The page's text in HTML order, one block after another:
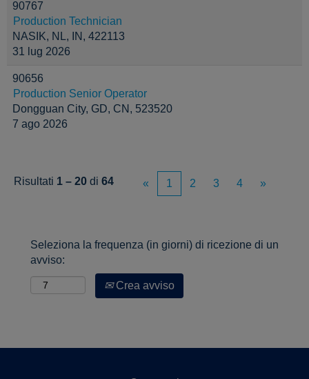
90767
Production Technician
NASIK, NL, IN, 422113
31 lug 2026
90656
Production Senior Operator
Dongguan City, GD, CN, 523520
7 ago 2026
Risultati 1 – 20 di 64 « 1 2 3 4 »
Seleziona la frequenza (in giorni) di ricezione di un
avviso:
Crea avviso